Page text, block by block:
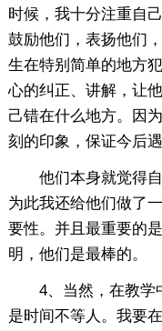
时候，我十分注重自
鼓励他们，表扬他们
生在特别简单的地方
心的纠正、讲解，让
己错在什么地方。因
刻的印象，保证今后
他们本身就觉得自
为此我还给他们做了
要性。并且最重要的
明，他们是最棒的。
4、当然，在教学
是时间不等人。我要